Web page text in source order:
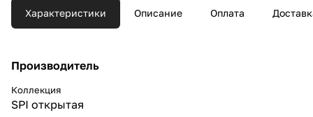
Характеристики Описание Оплата
Производитель
Коллекция
SPI открытая